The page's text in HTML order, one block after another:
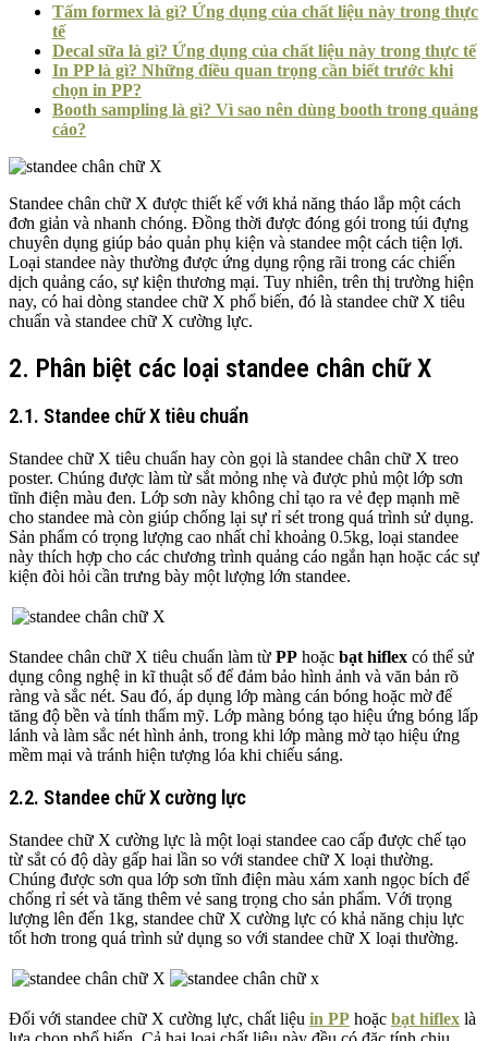
Tấm formex là gì? Ứng dụng của chất liệu này trong thực
tế
Decal sữa là gì? Ứng dụng của chất liệu này trong thực tế
In PP là gì? Những điều quan trọng cần biết trước khi
chọn in PP?
Booth sampling là gì? Vì sao nên dùng booth trong quảng
cáo?
Standee chân chữ X được thiết kế với khả năng tháo lắp một cách
đơn giản và nhanh chóng. Đồng thời được đóng gói trong túi đựng
chuyên dụng giúp bảo quản phụ kiện và standee một cách tiện lợi.
Loại standee này thường được ứng dụng rộng rãi trong các chiến
dịch quảng cáo, sự kiện thương mại. Tuy nhiên, trên thị trường hiện
nay, có hai dòng standee chữ X phổ biến, đó là standee chữ X tiêu
chuẩn và standee chữ X cường lực.
2. Phân biệt các loại standee chân chữ X
2.1. Standee chữ X tiêu chuẩn
Standee chữ X tiêu chuẩn hay còn gọi là standee chân chữ X treo
poster. Chúng được làm từ sắt mỏng nhẹ và được phủ một lớp sơn
tĩnh điện màu đen. Lớp sơn này không chỉ tạo ra vẻ đẹp mạnh mẽ
cho standee mà còn giúp chống lại sự rỉ sét trong quá trình sử dụng.
Sản phẩm có trọng lượng cao nhất chỉ khoảng 0.5kg, loại standee
này thích hợp cho các chương trình quảng cáo ngắn hạn hoặc các sự
kiện đòi hỏi cần trưng bày một lượng lớn standee.
Standee chân chữ X tiêu chuẩn làm từ PP hoặc bạt hiflex có thể sử
dụng công nghệ in kĩ thuật số để đảm bảo hình ảnh và văn bản rõ
ràng và sắc nét. Sau đó, áp dụng lớp màng cán bóng hoặc mờ để
tăng độ bền và tính thẩm mỹ. Lớp màng bóng tạo hiệu ứng bóng lấp
lánh và làm sắc nét hình ảnh, trong khi lớp màng mờ tạo hiệu ứng
mềm mại và tránh hiện tượng lóa khi chiếu sáng.
2.2. Standee chữ X cường lực
Standee chữ X cường lực là một loại standee cao cấp được chế tạo
từ sắt có độ dày gấp hai lần so với standee chữ X loại thường.
Chúng được sơn qua lớp sơn tĩnh điện màu xám xanh ngọc bích để
chống rỉ sét và tăng thêm vẻ sang trọng cho sản phẩm. Với trọng
lượng lên đến 1kg, standee chữ X cường lực có khả năng chịu lực
tốt hơn trong quá trình sử dụng so với standee chữ X loại thường.
Đối với standee chữ X cường lực, chất liệu in PP hoặc bạt hiflex là